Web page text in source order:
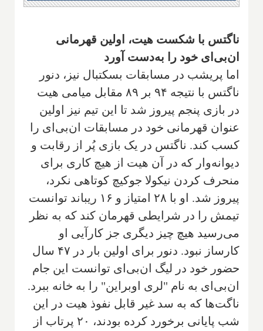
ناگتس با شکست هیت، اولین قهرمانی
ان‌بی‌ای خود را به‌دست آورد
اما پریشب در مسابقات بسکتبال نیز، دنور
ناگتس با نتیجه ۹۴ بر ۸۹ مقابل میامی هیت
در بازی پنجم پیروز شد تا این تیم نیز اولین
عنوان قهرمانی خود در مسابقات ان‌بی‌ای را
کسب کند. ناگتس در یک بازی پُر از رقابت و
دیوانه‌وار که در آن هیت از هیچ کاری برای
منحرف کردن نیکولا جوکیچ کوتاهی نکرد،
پیروز شد. او با ۲۸ امتیاز و ۱۶ ریباند توانست
تیمش را در شرایطی قهرمان کند که به نظر
می‌رسید هیچ چیز دیگری جز کارآیی او
کارساز نبود. دنور برای اولین بار در ۴۷ سال
حضور خود در لیگ ان‌بی‌ای توانست این جام
ان‌بی‌ای به نام "لری اوبراین" را به خانه ببرد.
ناگت‌ها که به سد غیر قابل نفوذ هیت در این
شب پایانی برخورد کرده بودند، ۲۰ پرتاب از